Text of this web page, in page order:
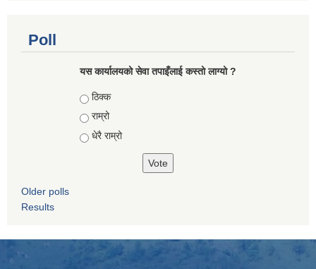
Poll
यस कार्यालयको सेवा तपाइँलाई कस्तो लाग्यो ?
Choices
ठिक्क
राम्रो
धेरै राम्रो
Older polls
Results